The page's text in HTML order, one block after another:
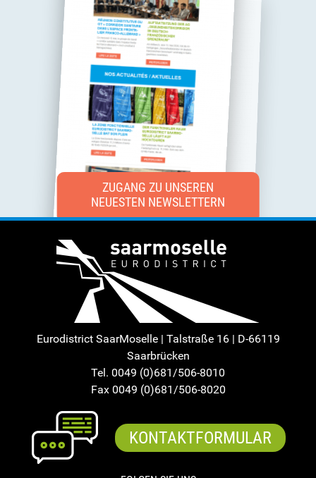
ZUGANG ZU UNSEREN
NEUESTEN NEWSLETTERN
Eurodistrict SaarMoselle | Talstraße 16 | D-66119
Saarbrücken
Tel. 0049 (0)681/506-8010
Fax 0049 (0)681/506-8020
KONTAKTFORMULAR